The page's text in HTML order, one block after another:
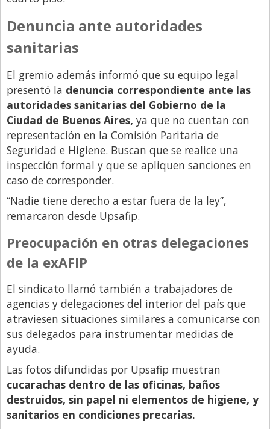
Denuncia ante autoridades
sanitarias
El gremio además informó que su equipo legal
presentó la denuncia correspondiente ante las
autoridades sanitarias del Gobierno de la
Ciudad de Buenos Aires, ya que no cuentan con
representación en la Comisión Paritaria de
Seguridad e Higiene. Buscan que se realice una
inspección formal y que se apliquen sanciones en
caso de corresponder.
“Nadie tiene derecho a estar fuera de la ley”,
remarcaron desde Upsafip.
Preocupación en otras delegaciones
de la exAFIP
El sindicato llamó también a trabajadores de
agencias y delegaciones del interior del país que
atraviesen situaciones similares a comunicarse con
sus delegados para instrumentar medidas de
ayuda.
Las fotos difundidas por Upsafip muestran
cucarachas dentro de las oficinas, baños
destruidos, sin papel ni elementos de higiene, y
sanitarios en condiciones precarias.